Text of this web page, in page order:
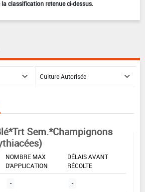
classification retenue ci-dessus.
Sem.*Champignons
NOMBRE MAX
D'APPLICATION
DÉLAIS AVANT
RÉCOLTE
- -